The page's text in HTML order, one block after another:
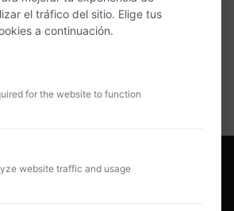
el tráfico del sitio. Elige tus
a continuación.
for the website to function
website traffic and usage